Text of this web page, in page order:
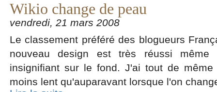
Wikio change de peau
vendredi, 21 mars 2008
Le classement préféré des blogueurs
nouveau design est très réussi même
insignifiant sur le fond. J'ai tout de
moins lent qu'auparavant lorsque l'on